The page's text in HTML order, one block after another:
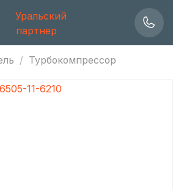
Турбокомпрессор